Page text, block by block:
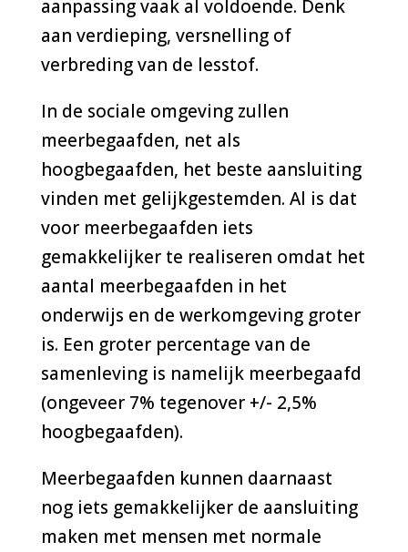
aanpassing vaak al voldoende. Denk
aan verdieping, versnelling of
verbreding van de lesstof.
In de sociale omgeving zullen
meerbegaafden, net als
hoogbegaafden, het beste aansluiting
vinden met gelijkgestemden. Al is dat
voor meerbegaafden iets
gemakkelijker te realiseren omdat het
aantal meerbegaafden in het
onderwijs en de werkomgeving groter
is. Een groter percentage van de
samenleving is namelijk meerbegaafd
(ongeveer 7% tegenover +/- 2,5%
hoogbegaafden).
Meerbegaafden kunnen daarnaast
nog iets gemakkelijker de aansluiting
maken met mensen met normale